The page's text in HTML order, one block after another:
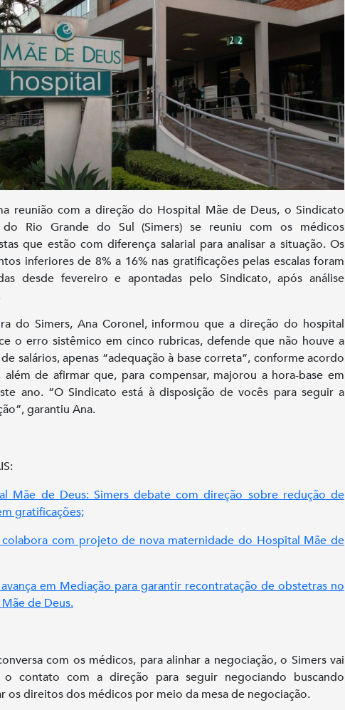
reunião com a direção do Hospital Mãe de Deus, o Sindicato
Rio Grande do Sul (Simers) se reuniu com os médicos
que estão com diferença salarial para analisar a situação. Os
inferiores de 8% a 16% nas gratificações pelas escalas foram
desde fevereiro e apontadas pelo Sindicato, após análise
do Simers, Ana Coronel, informou que a direção do hospital
o erro sistêmico em cinco rubricas, defende que não houve a
salários, apenas “adequação à base correta”, conforme acordo
de afirmar que, para compensar, majorou a hora-base em
ano. “O Sindicato está à disposição de vocês para seguir a
garantiu Ana.
Mãe de Deus: Simers debate com direção sobre redução de
gratificações;
colabora com projeto de nova maternidade do Hospital Mãe de
em Mediação para garantir recontratação de obstetras no
de Deus.
com os médicos, para alinhar a negociação, o Simers vai
o contato com a direção para seguir negociando buscando
os direitos dos médicos por meio da mesa de negociação.